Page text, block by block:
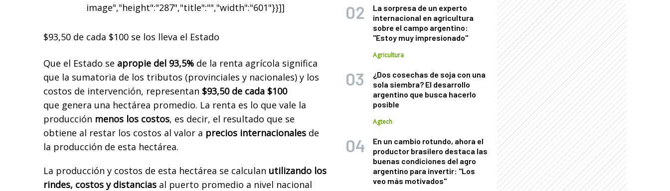
image","height":"287","title":"","width":"601"}}]]
$93,50 de cada $100 se los lleva el Estado
Que el Estado se apropie del 93,5% de la renta agrícola significa
que la sumatoria de los tributos (provinciales y nacionales) y los
costos de intervención, representan $93,50 de cada $100
que genera una hectárea promedio. La renta es lo que vale la
producción menos los costos, es decir, el resultado que se
obtiene al restar los costos al valor a precios internacionales de
la producción de esta hectárea.
La producción y costos de esta hectárea se calculan utilizando los
rindes, costos y distancias al puerto promedio a nivel nacional
La sorpresa de un experto
internacional en agricultura
sobre el campo argentino:
"Estoy muy impresionado"
Agricultura
¿Dos cosechas de soja con una
sola siembra? El desarrollo
argentino que busca hacerlo
posible
Agtech
En un cambio rotundo, ahora el
productor brasilero destaca las
buenas condiciones del agro
argentino para invertir: "Los
veo más motivados"